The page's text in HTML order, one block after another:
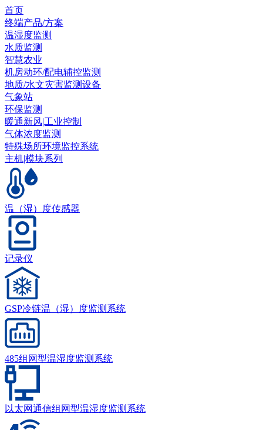
首页
终端产品/方案
温湿度监测
水质监测
智慧农业
机房动环/配电辅控监测
地质/水文灾害监测设备
气象站
环保监测
暖通新风|工业控制
气体浓度监测
特殊场所环境监控系统
主机|模块系列
温（湿）度传感器
记录仪
GSP冷链温（湿）度监测系统
485组网型温湿度监测系统
以太网通信组网型温湿度监测系统